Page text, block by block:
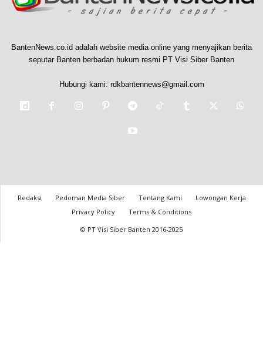
BantenNews.co.id adalah website media online yang menyajikan berita
seputar Banten berbadan hukum resmi PT Visi Siber Banten
Hubungi kami: rdkbantennews@gmail.com
Redaksi Pedoman Media Siber Tentang Kami
Lowongan Kerja
Privacy Policy
Terms & Conditions
© PT Visi Siber Banten 2016-2025